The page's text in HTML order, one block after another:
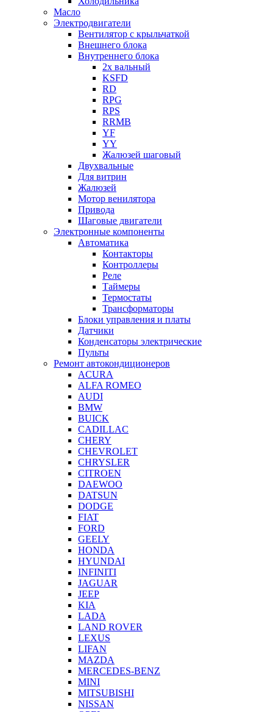
Масло
Электродвигатели
Вентилятор с крыльчаткой
Внешнего блока
Внутреннего блока
2х вальный
KSFD
RD
RPG
RPS
RRMB
YF
YY
Жалюзей шаговый
Двухвальные
Для витрин
Жалюзей
Мотор венилятора
Привода
Шаговые двигатели
Электронные компоненты
Автоматика
Контакторы
Контроллеры
Реле
Таймеры
Термостаты
Трансформаторы
Блоки управления и платы
Датчики
Конденсаторы электрические
Пульты
Ремонт автокондиционеров
ACURA
ALFA ROMEO
AUDI
BMW
BUICK
CADILLAC
CHERY
CHEVROLET
CHRYSLER
CITROEN
DAEWOO
DATSUN
DODGE
FIAT
FORD
GEELY
HONDA
HYUNDAI
INFINITI
JAGUAR
JEEP
KIA
LADA
LAND ROVER
LEXUS
LIFAN
MAZDA
MERCEDES-BENZ
MINI
MITSUBISHI
NISSAN